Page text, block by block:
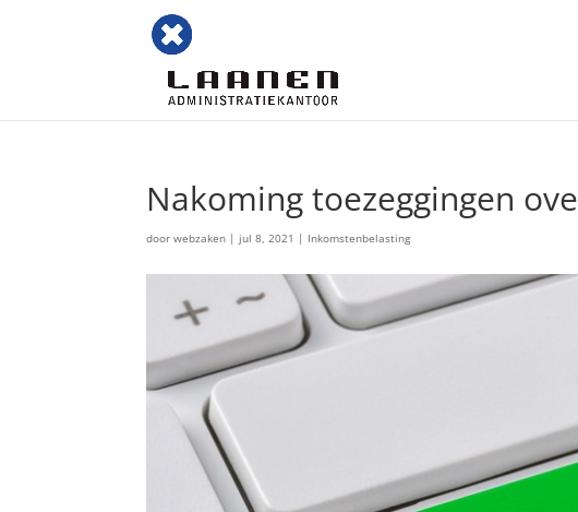
Nakoming toezeggingen
doorwebzaken | jul 8, 2021 | Inkomstenbelasting